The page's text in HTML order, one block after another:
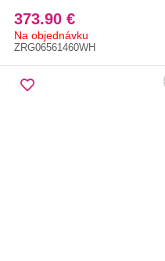
373.90 €
Na objednávku
ZRG06561460WH